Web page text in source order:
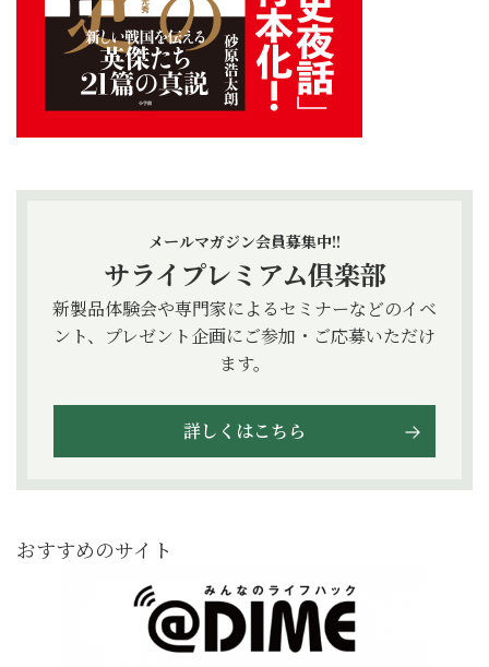
メールマガジン会員募集中!!
サライプレミアム倶楽部
新製品体験会や専門家によるセミナーなどのイベ
ント、プレゼント企画にご参加・ご応募いただけ
ます。
詳しくはこちら
おすすめのサイト